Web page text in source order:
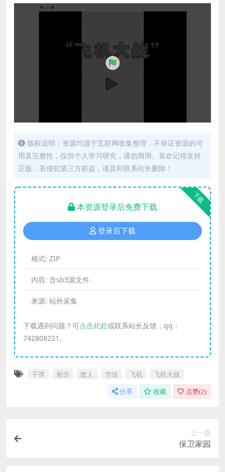
版权说明：资源均源于互联网收集整理，不保证资源的可
用及完整性，仅供个人学习研究，请勿商用。喜欢记得支持
正版，若侵犯第三方权益，请及时联系站长删除！
下载
本资源登录后免费下载
登录后下载
格式: ZIP
内容: 含sb3源文件
来源: 站外采集
下载遇到问题？可点击此处或联系站长反馈，qq：
742808221。
子弹 射击 敌人 空战 飞机 飞机大战
分享 收藏 点赞(2)
上一篇
保卫家园